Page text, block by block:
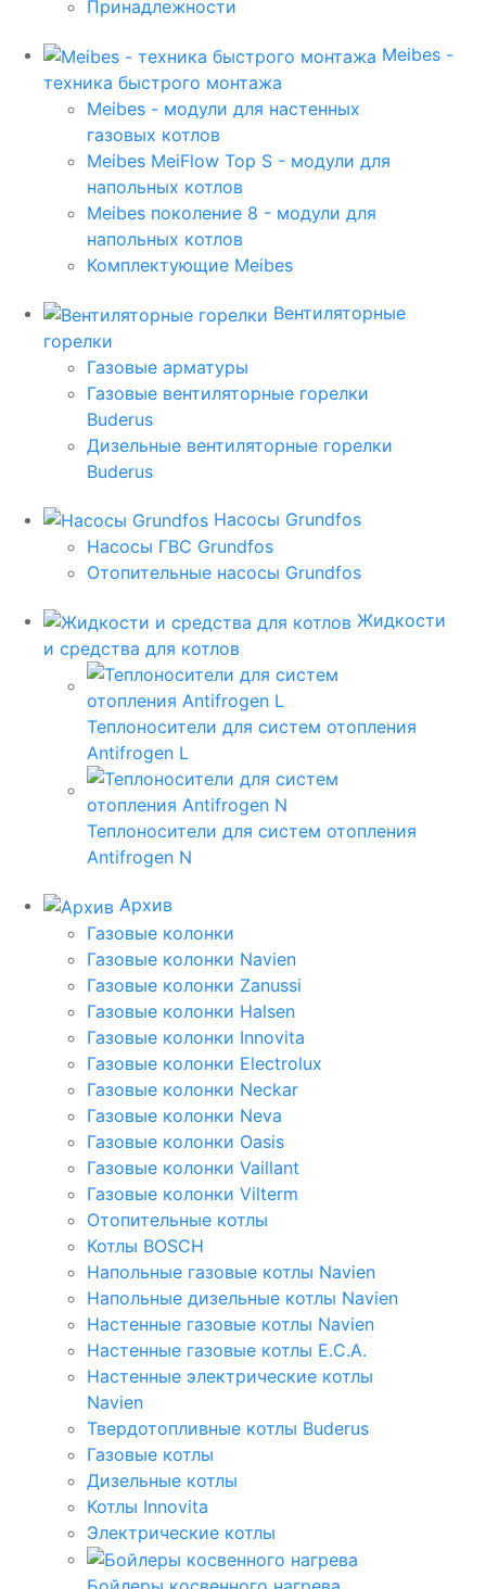
Принадлежности
Meibes -
техника быстрого монтажа
Meibes - модули для настенных
газовых котлов
Meibes MeiFlow Top S - модули для
напольных котлов
Meibes поколение 8 - модули для
напольных котлов
Комплектующие Meibes
Вентиляторные
горелки
Газовые арматуры
Газовые вентиляторные горелки
Buderus
Дизельные вентиляторные горелки
Buderus
Насосы Grundfos
Насосы ГВС Grundfos
Отопительные насосы Grundfos
Жидкости
и средства для котлов
Теплоносители для систем отопления
Antifrogen L
Теплоносители для систем отопления
Antifrogen N
Архив
Газовые колонки
Газовые колонки Navien
Газовые колонки Zanussi
Газовые колонки Halsen
Газовые колонки Innovita
Газовые колонки Electrolux
Газовые колонки Neckar
Газовые колонки Neva
Газовые колонки Oasis
Газовые колонки Vaillant
Газовые колонки Vilterm
Отопительные котлы
Котлы BOSCH
Напольные газовые котлы Navien
Напольные дизельные котлы Navien
Настенные газовые котлы Navien
Настенные газовые котлы E.C.A.
Настенные электрические котлы
Navien
Твердотопливные котлы Buderus
Газовые котлы
Дизельные котлы
Котлы Innovita
Электрические котлы